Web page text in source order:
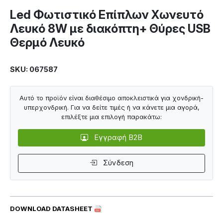
Led Φωτιστικό Επίπλων Χωνευτό
Λευκό 8W με διακόπτη+ Θύρες USB
Θερμό Λευκό
SKU: 067587
DOWNLOAD DATASHEET
Αυτό το προϊόν είναι διαθέσιμο αποκλειστικά για χονδρική-
υπερχονδρική. Για να δείτε τιμές ή να κάνετε μια αγορά,
επιλέξτε μια επιλογή παρακάτω:
Εγγραφή B2B
Σύνδεση